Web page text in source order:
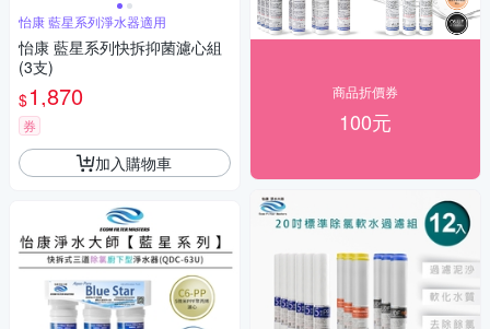
怡康 藍星系列淨水器適用
怡康 藍星系列快拆抑菌濾心組
(3支)
$1,870
券
加入購物車
商品折價券
100元